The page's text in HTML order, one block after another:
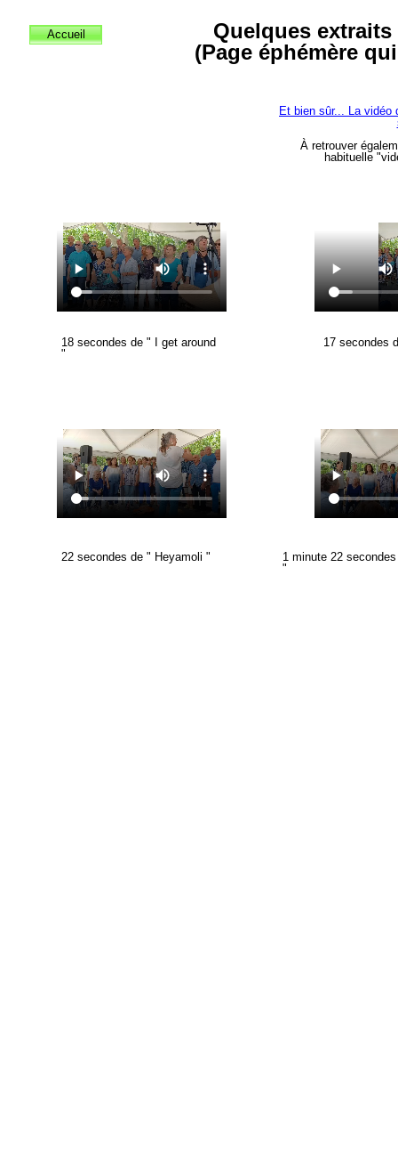
Accueil
Quelques
(Page éphémère
18 secondes de " I get around
"
17 secondes
22 secondes de " Heyamoli "
1 minute 22
"
Et bien sûr... La vidéo
À retrouver
habituelle